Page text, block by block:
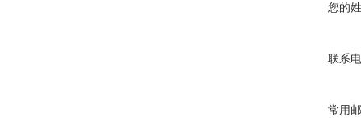
您的
联系
常用